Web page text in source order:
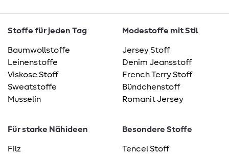
Stoffe für jeden Tag
Baumwollstoffe
Leinenstoffe
Viskose Stoff
Sweatstoffe
Musselin
Modestoffe mit Stil
Jersey Stoff
Denim Jeansstoff
French Terry Stoff
Bündchenstoff
Romanit Jersey
Für starke Nähideen
Filz
Besondere Stoffe
Tencel Stoff